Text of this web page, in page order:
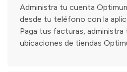
Administra tu cuenta
desde tu teléfono con la
Paga tus facturas,
ubicaciones de tiendas